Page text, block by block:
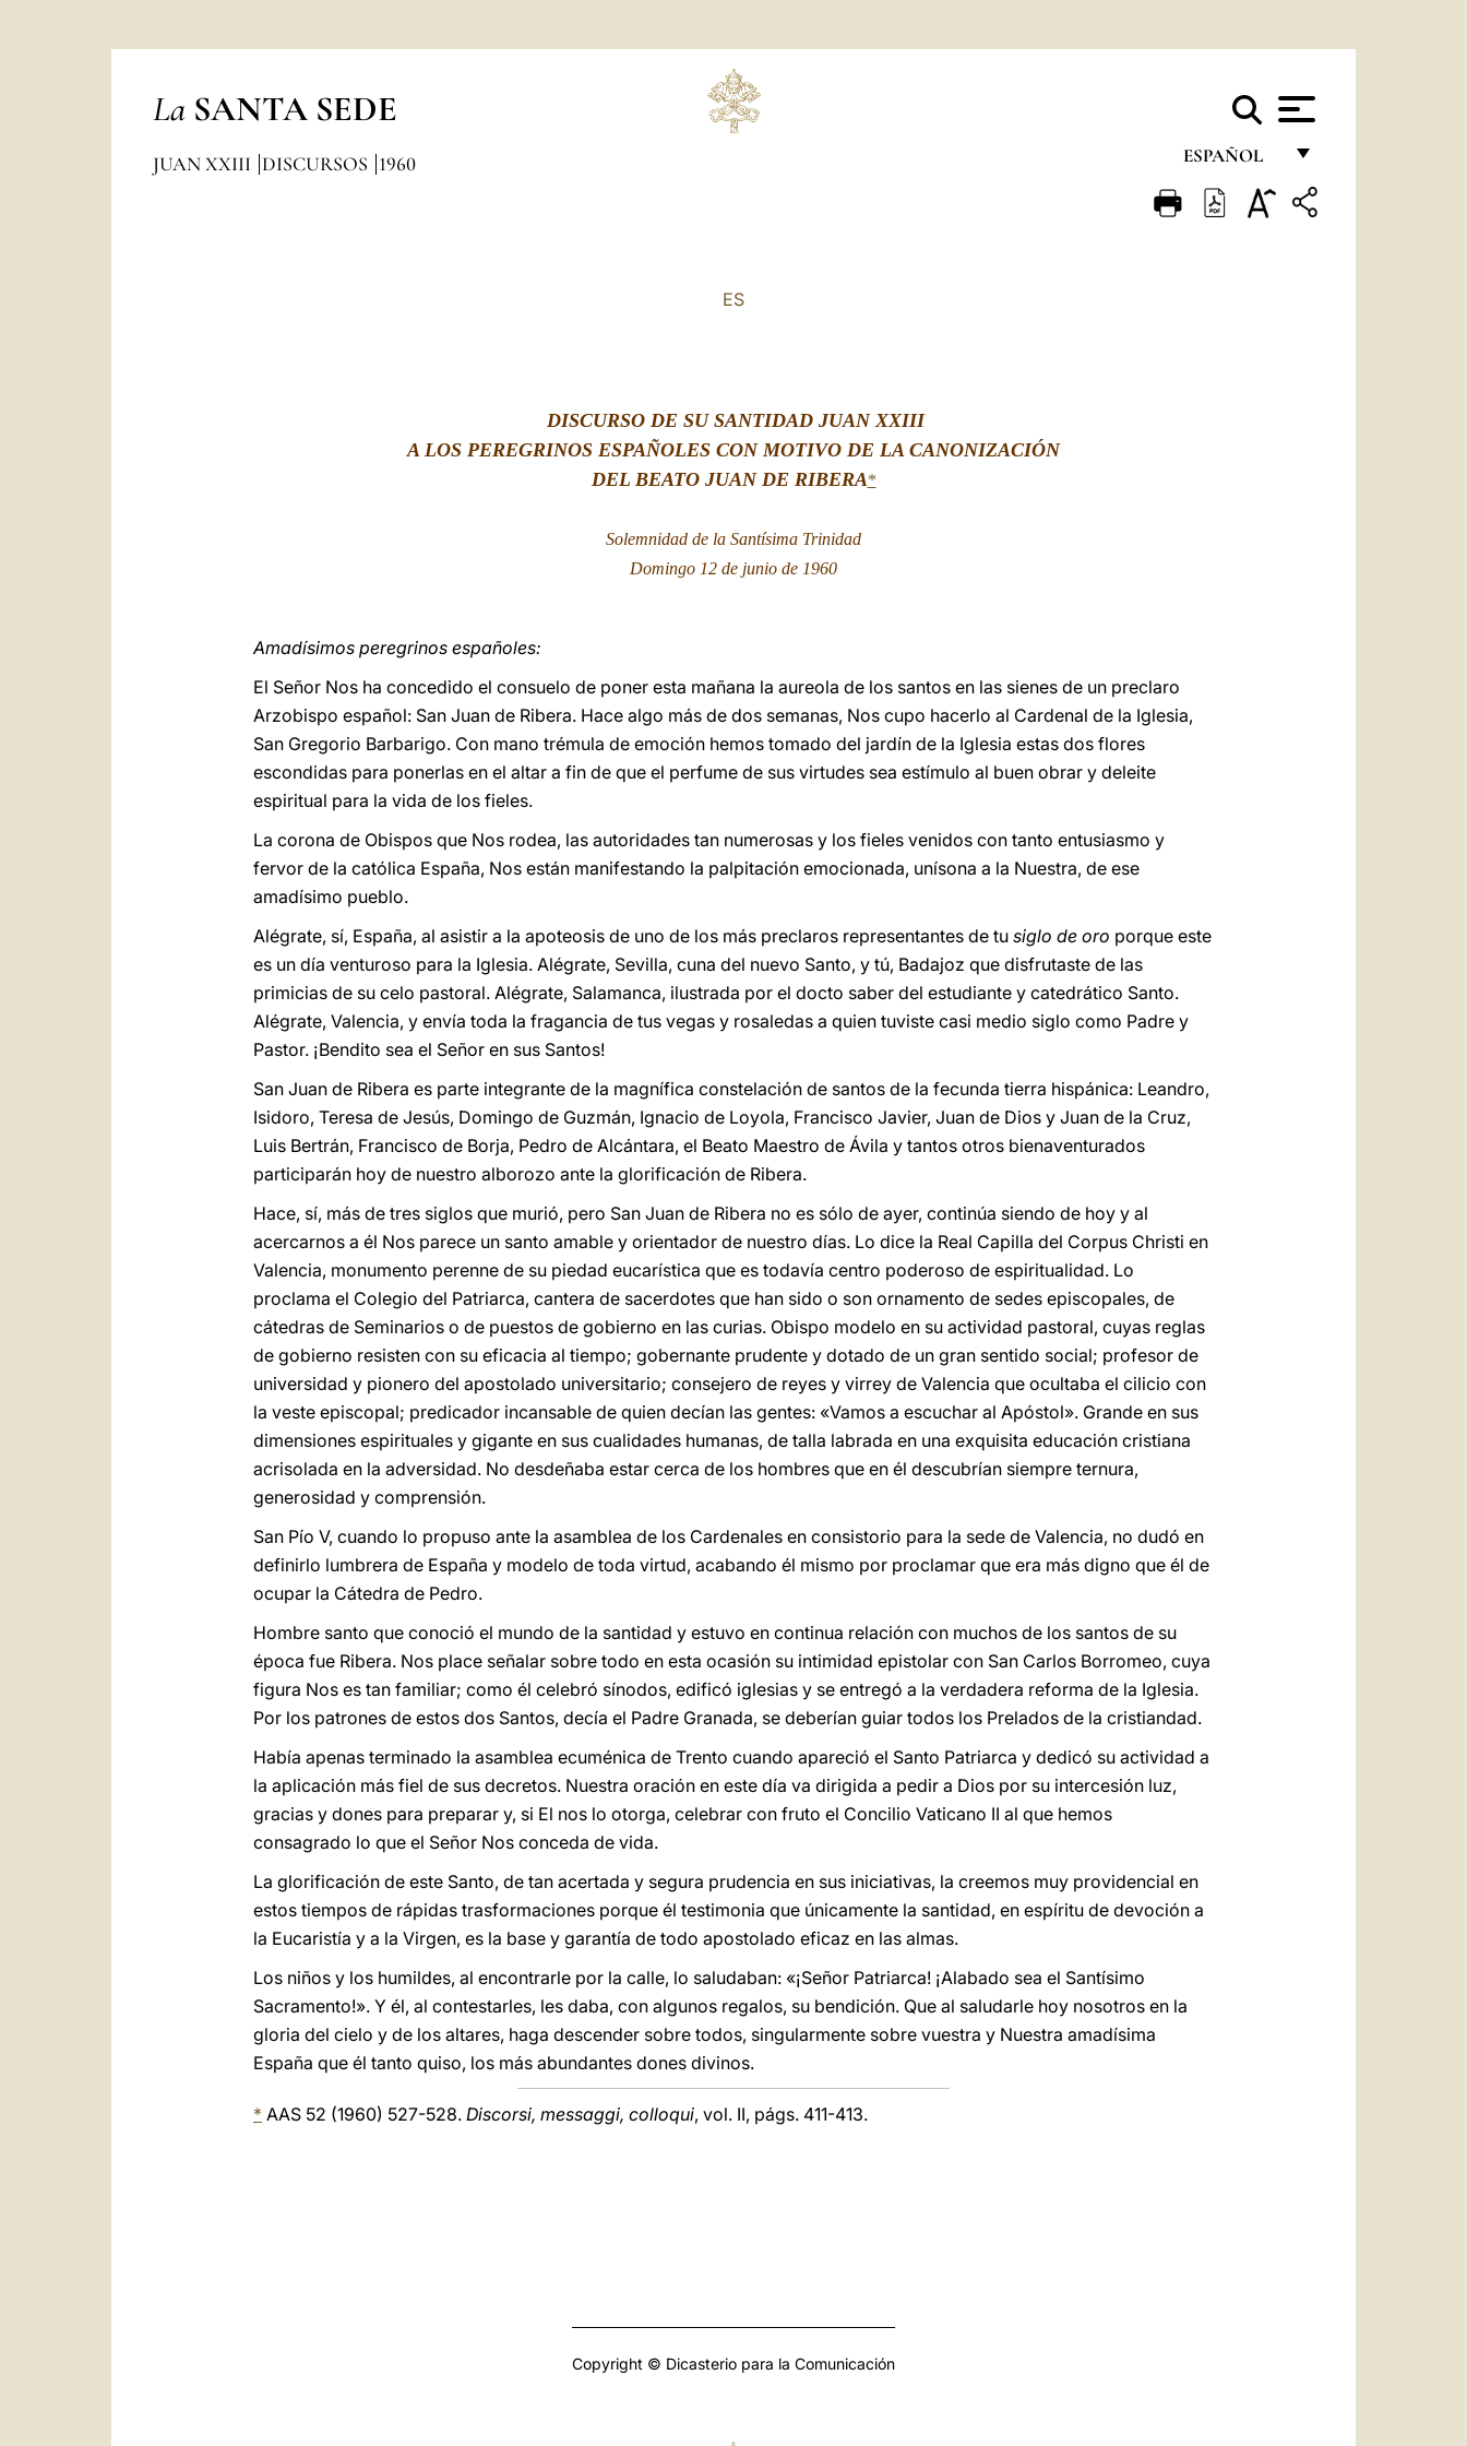
La SANTA SEDE
ESPAÑOL
FRANÇAIS
JUAN XXIII DISCURSOS 1960
ES
DISCURSO DE SU SANTIDAD JUAN XXIII
A LOS PEREGRINOS ESPAÑOLES CON MOTIVO DE LA CANONIZACIÓN
DEL BEATO JUAN DE RIBERA*
Solemnidad de la Santísima Trinidad
Domingo 12 de junio de 1960
Amadísimos peregrinos españoles:
El Señor Nos ha concedido el consuelo de poner esta mañana la aureola de los santos en las sienes de un preclaro
Arzobispo español: San Juan de Ribera. Hace algo más de dos semanas, Nos cupo hacerlo al Cardenal de la Iglesia,
San Gregorio Barbarigo. Con mano trémula de emoción hemos tomado del jardín de la Iglesia estas dos flores
escondidas para ponerlas en el altar a fin de que el perfume de sus virtudes sea estímulo al buen obrar y deleite
espiritual para la vida de los fieles.
La corona de Obispos que Nos rodea, las autoridades tan numerosas y los fieles venidos con tanto entusiasmo y
fervor de la católica España, Nos están manifestando la palpitación emocionada, unísona a la Nuestra, de ese
amadísimo pueblo.
Alégrate, sí, España, al asistir a la apoteosis de uno de los más preclaros representantes de tu siglo de oro porque este
es un día venturoso para la Iglesia. Alégrate, Sevilla, cuna del nuevo Santo, y tú, Badajoz que disfrutaste de las
primicias de su celo pastoral. Alégrate, Salamanca, ilustrada por el docto saber del estudiante y catedrático Santo.
Alégrate, Valencia, y envía toda la fragancia de tus vegas y rosaledas a quien tuviste casi medio siglo como Padre y
Pastor. ¡Bendito sea el Señor en sus Santos!
San Juan de Ribera es parte integrante de la magnífica constelación de santos de la fecunda tierra hispánica: Leandro,
Isidoro, Teresa de Jesús, Domingo de Guzmán, Ignacio de Loyola, Francisco Javier, Juan de Dios y Juan de la Cruz,
Luis Bertrán, Francisco de Borja, Pedro de Alcántara, el Beato Maestro de Ávila y tantos otros bienaventurados
participarán hoy de nuestro alborozo ante la glorificación de Ribera.
Hace, sí, más de tres siglos que murió, pero San Juan de Ribera no es sólo de ayer, continúa siendo de hoy y al
acercarnos a él Nos parece un santo amable y orientador de nuestro días. Lo dice la Real Capilla del Corpus Christi en
Valencia, monumento perenne de su piedad eucarística que es todavía centro poderoso de espiritualidad. Lo
proclama el Colegio del Patriarca, cantera de sacerdotes que han sido o son ornamento de sedes episcopales, de
cátedras de Seminarios o de puestos de gobierno en las curias. Obispo modelo en su actividad pastoral, cuyas reglas
de gobierno resisten con su eficacia al tiempo; gobernante prudente y dotado de un gran sentido social; profesor de
universidad y pionero del apostolado universitario; consejero de reyes y virrey de Valencia que ocultaba el cilicio con
la veste episcopal; predicador incansable de quien decían las gentes: «Vamos a escuchar al Apóstol». Grande en sus
dimensiones espirituales y gigante en sus cualidades humanas, de talla labrada en una exquisita educación cristiana
acrisolada en la adversidad. No desdeñaba estar cerca de los hombres que en él descubrían siempre ternura,
generosidad y comprensión.
San Pío V, cuando lo propuso ante la asamblea de los Cardenales en consistorio para la sede de Valencia, no dudó en
definirlo lumbrera de España y modelo de toda virtud, acabando él mismo por proclamar que era más digno que él de
ocupar la Cátedra de Pedro.
Hombre santo que conoció el mundo de la santidad y estuvo en continua relación con muchos de los santos de su
época fue Ribera. Nos place señalar sobre todo en esta ocasión su intimidad epistolar con San Carlos Borromeo, cuya
figura Nos es tan familiar; como él celebró sínodos, edificó iglesias y se entregó a la verdadera reforma de la Iglesia.
Por los patrones de estos dos Santos, decía el Padre Granada, se deberían guiar todos los Prelados de la cristiandad.
Había apenas terminado la asamblea ecuménica de Trento cuando apareció el Santo Patriarca y dedicó su actividad a
la aplicación más fiel de sus decretos. Nuestra oración en este día va dirigida a pedir a Dios por su intercesión luz,
gracias y dones para preparar y, si El nos lo otorga, celebrar con fruto el Concilio Vaticano II al que hemos
consagrado lo que el Señor Nos conceda de vida.
La glorificación de este Santo, de tan acertada y segura prudencia en sus iniciativas, la creemos muy providencial en
estos tiempos de rápidas trasformaciones porque él testimonia que únicamente la santidad, en espíritu de devoción a
la Eucaristía y a la Virgen, es la base y garantía de todo apostolado eficaz en las almas.
Los niños y los humildes, al encontrarle por la calle, lo saludaban: «¡Señor Patriarca! ¡Alabado sea el Santísimo
Sacramento!». Y él, al contestarles, les daba, con algunos regalos, su bendición. Que al saludarle hoy nosotros en la
gloria del cielo y de los altares, haga descender sobre todos, singularmente sobre vuestra y Nuestra amadísima
España que él tanto quiso, los más abundantes dones divinos.
* AAS 52 (1960) 527-528. Discorsi, messaggi, colloqui, vol. II, págs. 411-413.
Copyright © Dicasterio para la Comunicación